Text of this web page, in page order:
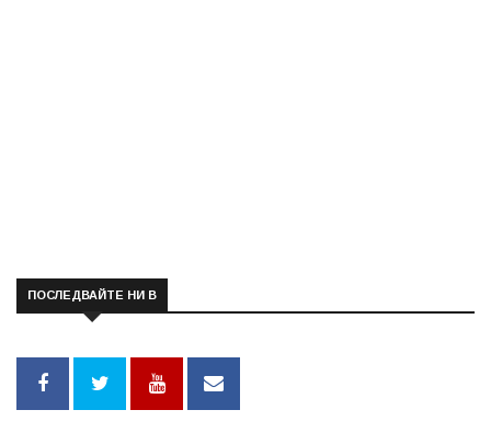
ПОСЛЕДВАЙТЕ НИ В